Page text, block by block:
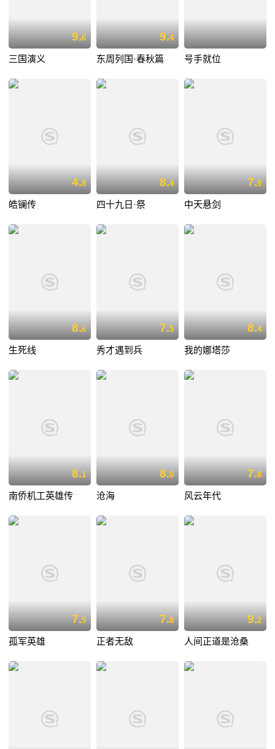
9.6
三国演义
9.4
东周列国·春秋篇 号手就位
4.8
皓镧传
8.4
四十九日·祭
7.9
中天悬剑
8.6
生死线
7.5
秀才遇到兵
8.4
我的娜塔莎
8.1
南侨机工英雄传
8.0
沧海
7.8
风云年代
7.5
孤军英雄
7.8
正者无敌
9.2
人间正道是沧桑